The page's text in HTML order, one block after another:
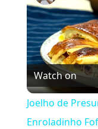
Watch on
Joelho de
Enroladinho